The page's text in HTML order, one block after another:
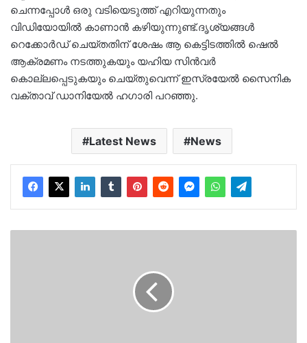
ചെന്നപ്പോള്‍ ഒരു വടിയെടുത്ത് എറിയുന്നതും
വിഡിയോയില്‍ കാണാന്‍ കഴിയുന്നുണ്ട്.ദൃശ്യങ്ങള്‍
റെക്കോര്‍ഡ് ചെയ്തതിന് ശേഷം ആ കെട്ടിടത്തില്‍ ഷെല്‍
ആക്രമണം നടത്തുകയും യഹിയ സിന്‍വര്‍
കൊല്ലപ്പെടുകയും ചെയ്തുവെന്ന് ഇസ്രയേല്‍ സൈനിക
വക്താവ് ഡാനിയേല്‍ ഹഗാരി പറഞ്ഞു.
Latest News News